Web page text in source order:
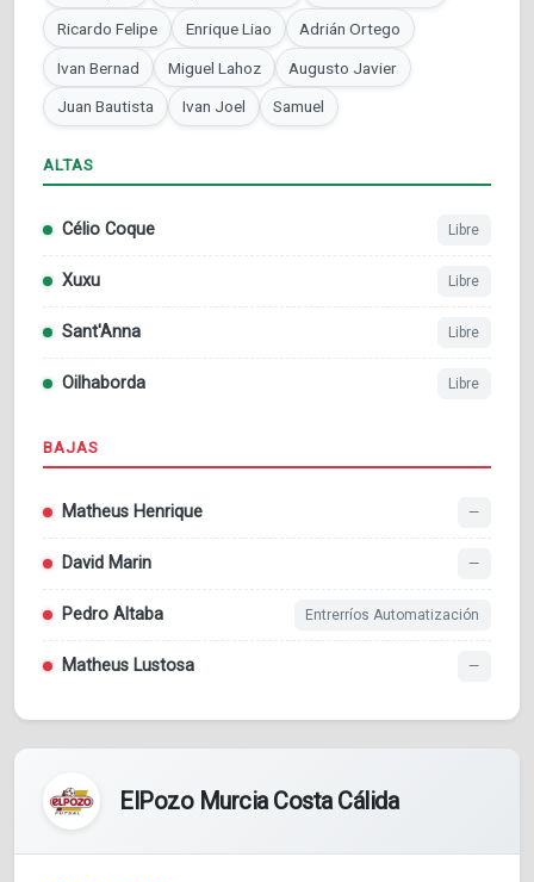
Ricardo Felipe Enrique Liao Adrián Ortego
Ivan Bernad Miguel Lahoz Augusto Javier
Juan Bautista Ivan Joel Samuel
ALTAS
Célio Coque Libre
Xuxu Libre
Sant'Anna Libre
Oilhaborda Libre
BAJAS
Matheus Henrique —
David Marin —
Pedro Altaba Entrerríos Automatización
Matheus Lustosa —
ElPozo Murcia Costa Cálida